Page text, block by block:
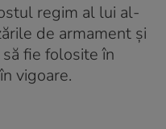
regim al lui al-
de armament şi
fie folosite în
vigoare.